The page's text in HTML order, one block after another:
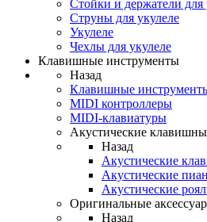
Стойки и держатели для
Струны для укулеле
Укулеле
Чехлы для укулеле
Клавишные инструменты
Назад
Клавишные
MIDI контроллеры
MIDI-клавиатуры
Акустические
Назад
Акустические
Акустические
Акустические
Оригинальные
Назад